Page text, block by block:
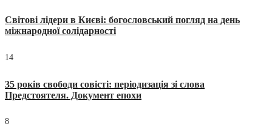
Світові лідери в Києві: богословський погляд на день
міжнародної солідарності
14
35 років свободи совісті: періодизація зі слова
Предстоятеля. Документ епохи
8